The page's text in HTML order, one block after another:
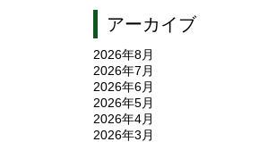
アーカイブ
2026年8月
2026年7月
2026年6月
2026年5月
2026年4月
2026年3月